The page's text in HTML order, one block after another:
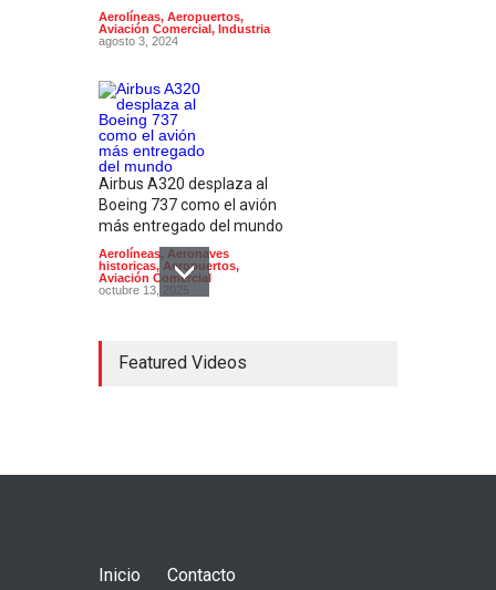
Aerolíneas, Aeropuertos,
Aviación Comercial, Industria
agosto 3, 2024
Airbus A320 desplaza al
Boeing 737 como el avión
más entregado del mundo
Aerolíneas, Aeronaves
historicas, Aeropuertos,
Aviación Comercial
octubre 13, 2025
pierden 9 mil millones de
Featured Videos
Inicio
Contacto